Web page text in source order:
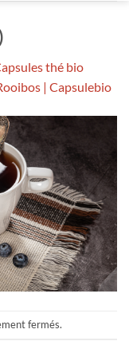
thé bio
| Capsulebio
fermés.